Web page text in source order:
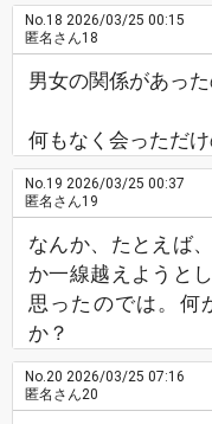
No.18 2026/03/25 00:15
匿名さん18
男女の関係があっ
何もなく会っただけ
No.19 2026/03/25 00:37
匿名さん19
なんか、たとえば
か一線越えようと
思ったのでは。何
か？
No.20 2026/03/25 07:16
匿名さん20